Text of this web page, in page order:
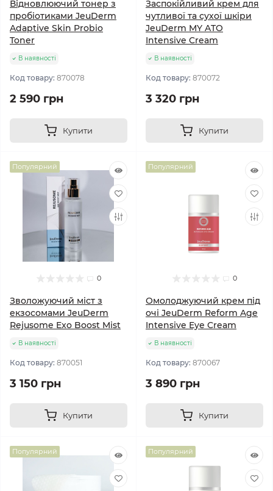
Відновлюючий тонер з
пробіотиками JeuDerm
Adaptive Skin Probio
Toner
В наявності
Код товару: 870078
2 590 грн
Купити
Заспокійливий крем для
чутливої та сухої шкіри
JeuDerm MY ATO
Intensive Cream
В наявності
Код товару: 870072
3 320 грн
Купити
Популярний
0
Зволожуючий міст з
екзосомами JeuDerm
Rejusome Exo Boost Mist
В наявності
Код товару: 870051
3 150 грн
Купити
Популярний
0
Омолоджуючий крем під
очі JeuDerm Reform Age
Intensive Eye Cream
В наявності
Код товару: 870067
3 890 грн
Купити
Популярний Популярний